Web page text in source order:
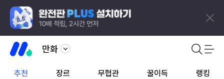
만화
추천 장르 무협관 꿀이득 랭킹